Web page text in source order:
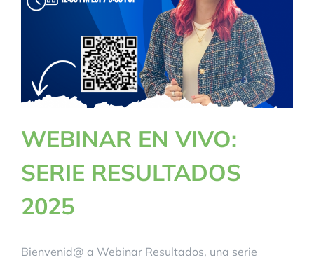
WEBINAR EN VIVO:
SERIE RESULTADOS
2025
Bienvenid@ a Webinar Resultados, una serie